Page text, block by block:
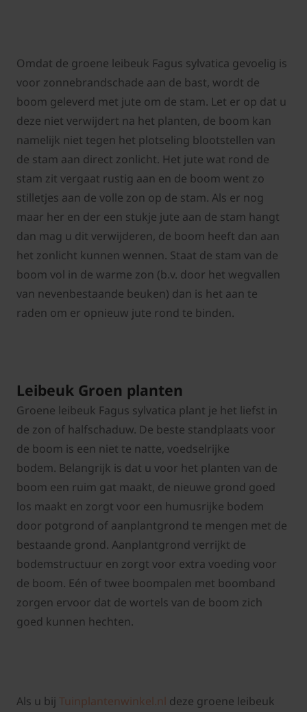
Omdat de groene leibeuk Fagus sylvatica gevoelig is
voor zonnebrandschade aan de bast, wordt de
boom geleverd met jute om de stam. Let er op dat u
deze niet verwijdert na het planten, de boom kan
namelijk niet tegen het plotseling blootstellen van
de stam aan direct zonlicht. Het jute wat rond de
stam zit vergaat rustig aan en de boom went zo
stilletjes aan de volle zon op de stam. Als er nog
maar her en der een stukje jute aan de stam hangt
dan mag u dit verwijderen, de boom heeft dan aan
het zonlicht kunnen wennen. Staat de stam van de
boom vol in de warme zon (b.v. door het wegvallen
van nevenbestaande beuken) dan is het aan te
raden om er opnieuw jute rond te binden.
Leibeuk Groen planten
Groene leibeuk Fagus sylvatica plant je het liefst in
de zon of halfschaduw. De beste standplaats voor
de boom is een niet te natte, voedselrijke
bodem. Belangrijk is dat u voor het planten van de
boom een ruim gat maakt, de nieuwe grond goed
los maakt en zorgt voor een humusrijke bodem
door potgrond of aanplantgrond te mengen met de
bestaande grond. Aanplantgrond verrijkt de
bodemstructuur en zorgt voor extra voeding voor
de boom. Eén of twee boompalen met boomband
zorgen ervoor dat de wortels van de boom zich
goed kunnen hechten.
Als u bij Tuinplantenwinkel.nl deze groene leibeuk